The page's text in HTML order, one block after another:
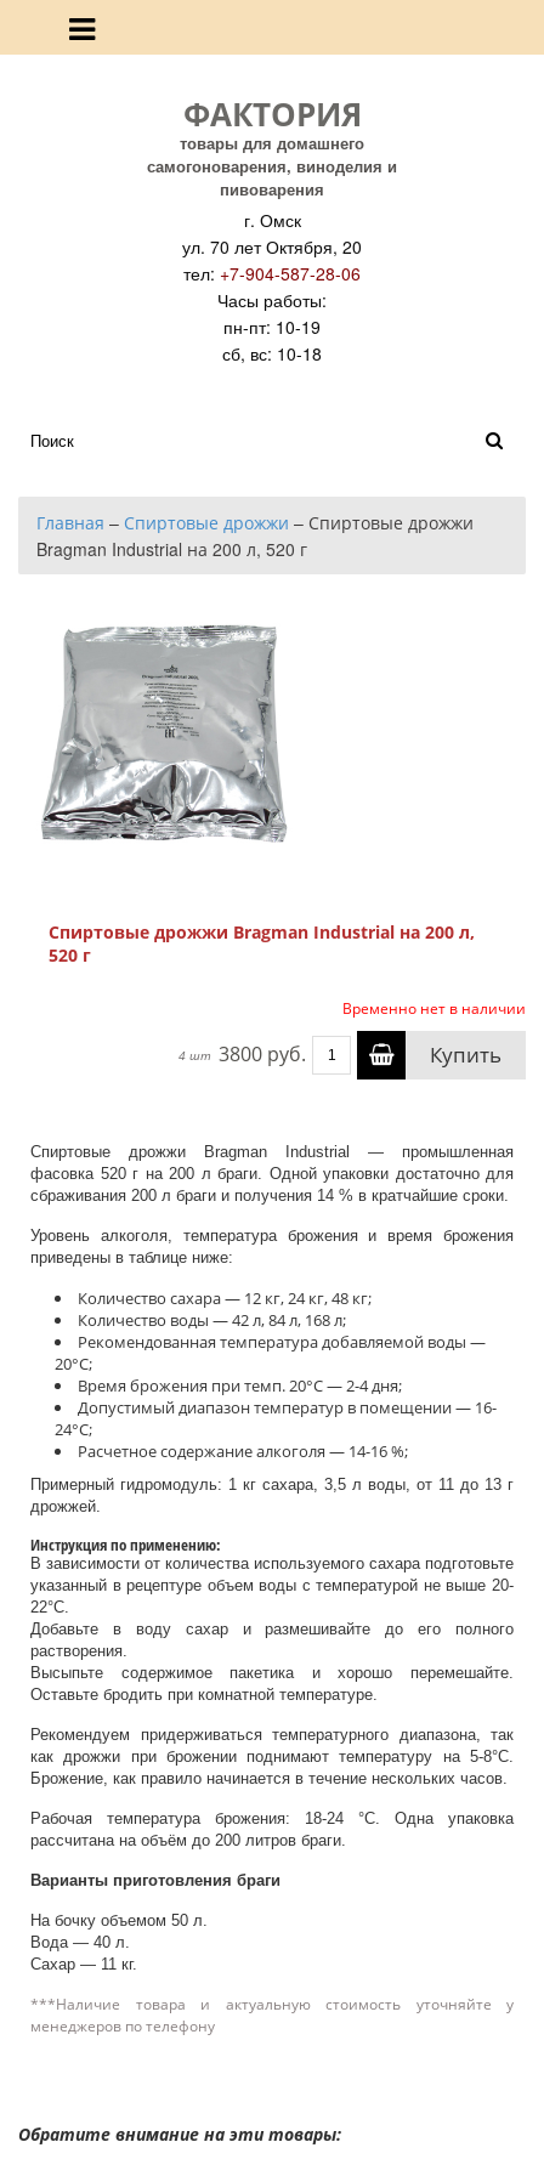
ФАКТОРИЯ
товары для домашнего
самогоноварения, виноделия и
пивоварения
г. Омск
ул. 70 лет Октября, 20
тел: +7-904-587-28-06
Часы работы:
пн-пт: 10-19
сб, вс: 10-18
Главная – Спиртовые дрожжи – Спиртовые дрожжи
Bragman Industrial на 200 л, 520 г
Спиртовые дрожжи Bragman Industrial на 200 л,
520 г
Временно нет в наличии
4 шт 3800 руб. Купить
Спиртовые дрожжи Bragman Industrial — промышленная
фасовка 520 г на 200 л браги. Одной упаковки достаточно для
сбраживания 200 л браги и получения 14 % в кратчайшие сроки.
Уровень алкоголя, температура брожения и время брожения
приведены в таблице ниже:
Количество сахара — 12 кг, 24 кг, 48 кг;
Количество воды — 42 л, 84 л, 168 л;
Рекомендованная температура добавляемой воды —
20°C;
Время брожения при темп. 20°C — 2-4 дня;
Допустимый диапазон температур в помещении — 16-
24°C;
Расчетное содержание алкоголя — 14-16 %;
Примерный гидромодуль: 1 кг сахара, 3,5 л воды, от 11 до 13 г
дрожжей.
Инструкция по применению:
В зависимости от количества используемого сахара подготовьте
указанный в рецептуре объем воды с температурой не выше 20-
22°C.
Добавьте в воду сахар и размешивайте до его полного
растворения.
Высыпьте содержимое пакетика и хорошо перемешайте.
Оставьте бродить при комнатной температуре.
Рекомендуем придерживаться температурного диапазона, так
как дрожжи при брожении поднимают температуру на 5-8°C.
Брожение, как правило начинается в течение нескольких часов.
Рабочая температура брожения: 18-24 °C. Одна упаковка
рассчитана на объём до 200 литров браги.
Варианты приготовления браги
На бочку объемом 50 л.
Вода — 40 л.
Сахар — 11 кг.
***Наличие товара и актуальную стоимость уточняйте у
менеджеров по телефону
Обратите внимание на эти товары: